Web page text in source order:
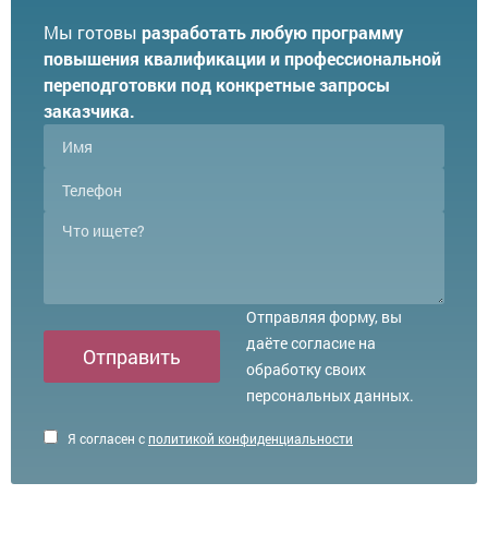
Мы готовы разработать любую программу
повышения квалификации и профессиональной
переподготовки под конкретные запросы
заказчика.
Я согласен сполитикой конфиденциальности
Отправить
Отправляя форму, вы
даёте согласие на
обработку своих
персональных данных.